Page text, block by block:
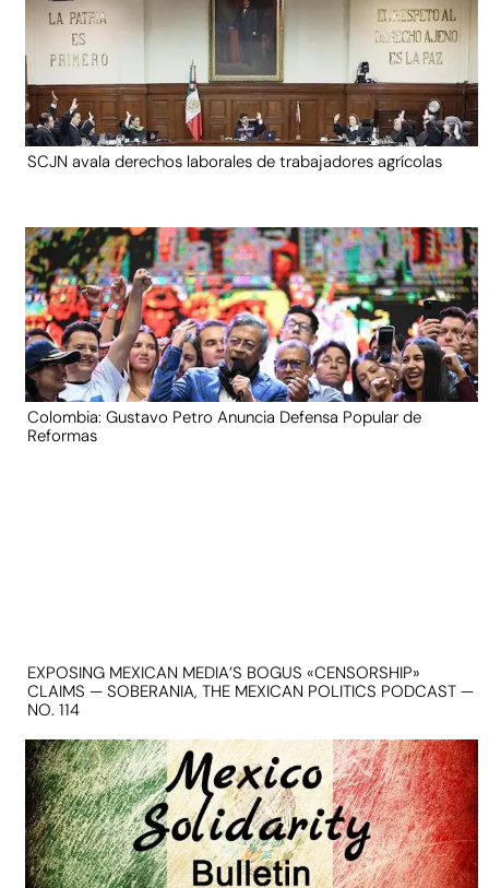
SCJN avala derechos laborales de trabajadores agrícolas
Colombia: Gustavo Petro Anuncia Defensa Popular de
Reformas
EXPOSING MEXICAN MEDIA’S BOGUS «CENSORSHIP»
CLAIMS — SOBERANIA, THE MEXICAN POLITICS PODCAST —
NO. 114